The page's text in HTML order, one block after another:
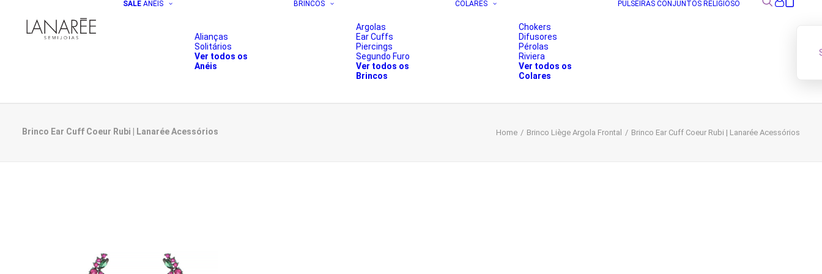
SALE ANÉIS
Alianças
Solitários
Ver todos os
Anéis
BRINCOS
Argolas
Ear Cuffs
Piercings
Segundo Furo
Ver todos os
Brincos
COLARES
Chokers
Difusores
Pérolas
Riviera
Ver todos os
Colares
PULSEIRAS CONJUNTOS RELIGIOSO
Brinco Ear Cuff Coeur Rubi | Lanarée Acessórios Home Brinco Liège Argola Frontal Brinco Ear Cuff Coeur Rubi | Lanarée Acessórios